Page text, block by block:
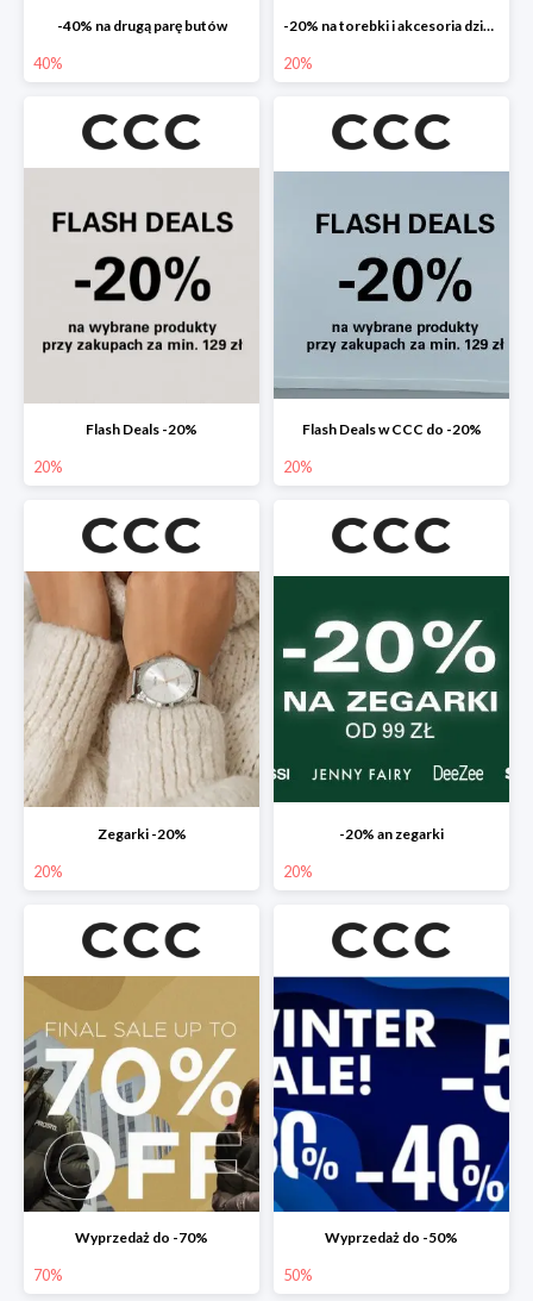
-40% na drugą parę butów
40%
-20% na torebki i akcesoria dziecięce
20%
Flash Deals -20%
20%
Flash Deals w CCC do -20%
20%
Zegarki -20%
20%
-20% an zegarki
20%
Wyprzedaż do -70%
70%
Wyprzedaż do -50%
50%